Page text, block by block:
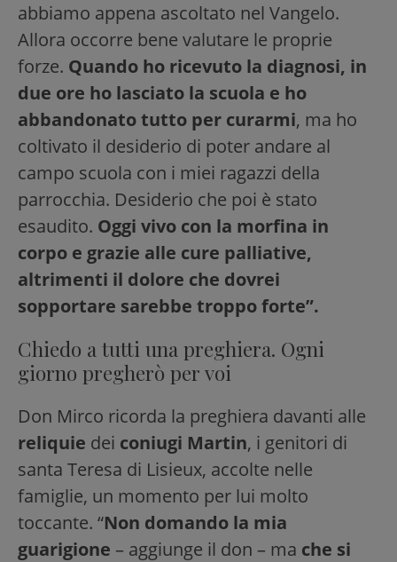
abbiamo appena ascoltato nel Vangelo.
Allora occorre bene valutare le proprie
forze. Quando ho ricevuto la diagnosi, in
due ore ho lasciato la scuola e ho
abbandonato tutto per curarmi, ma ho
coltivato il desiderio di poter andare al
campo scuola con i miei ragazzi della
parrocchia. Desiderio che poi è stato
esaudito. Oggi vivo con la morfina in
corpo e grazie alle cure palliative,
altrimenti il dolore che dovrei
sopportare sarebbe troppo forte”.
Chiedo a tutti una preghiera. Ogni
giorno pregherò per voi
Don Mirco ricorda la preghiera davanti alle
reliquie dei coniugi Martin, i genitori di
santa Teresa di Lisieux, accolte nelle
famiglie, un momento per lui molto
toccante. “Non domando la mia
guarigione – aggiunge il don – ma che si